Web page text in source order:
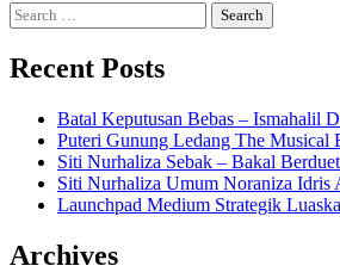
Search
for:
Recent Posts
Batal Keputusan Bebas – Ismahalil
Puteri Gunung Ledang The Musical
Siti Nurhaliza Sebak – Bakal
Siti Nurhaliza Umum Noraniza Idris
Launchpad Medium Strategik
Archives